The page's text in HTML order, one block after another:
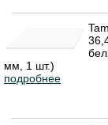
мм, 1 шт.)
подробнее